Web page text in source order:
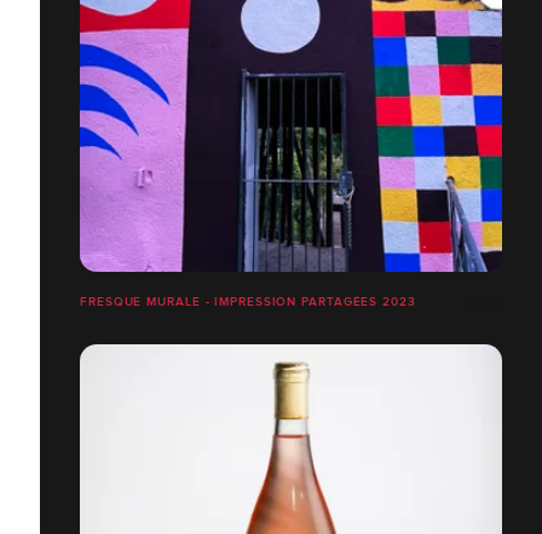
FRESQUE MURALE - IMPRESSION PARTAGÉES 2023